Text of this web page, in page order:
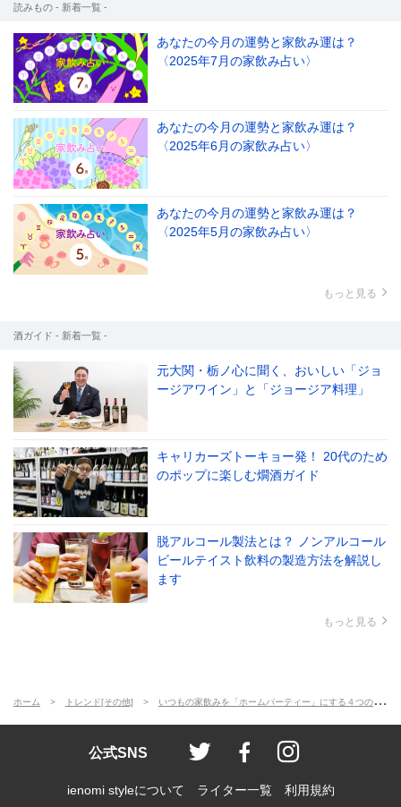
読みもの - 新着一覧 -
あなたの今月の運勢と家飲み運は？
〈2025年7月の家飲み占い〉
あなたの今月の運勢と家飲み運は？
〈2025年6月の家飲み占い〉
あなたの今月の運勢と家飲み運は？
〈2025年5月の家飲み占い〉
もっと見る
酒ガイド - 新着一覧 -
元大関・栃ノ心に聞く、おいしい「ジョ
ージアワイン」と「ジョージア料理」
キャリカーズトーキョー発！ 20代のため
のポップに楽しむ燗酒ガイド
脱アルコール製法とは？ ノンアルコール
ビールテイスト飲料の製造方法を解説し
ます
もっと見る
ホーム トレンド[その他] いつもの家飲みを「ホームパーティー」にする４つのコツとは？
公式SNS ienomi style[イ
ienomi style[
ienomi
ienomi styleについて ライター一覧 利用規約